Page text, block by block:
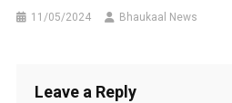
11/05/2024 Bhaukaal News
Leave a Reply